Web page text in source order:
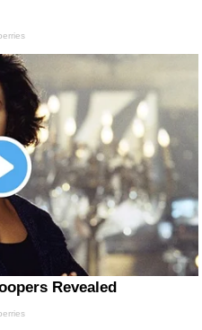
Revealed